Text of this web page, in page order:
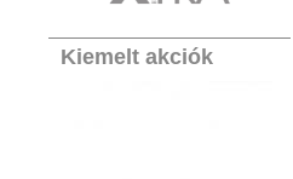
Kiemelt akciók